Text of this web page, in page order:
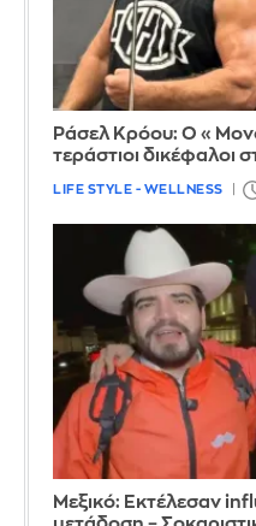
Ράσελ Κρόου: Ο
τεράστιοι δικέφαλοι
LIFE STYLE - WELLNESS
Μεξικό: Εκτέλεσαν